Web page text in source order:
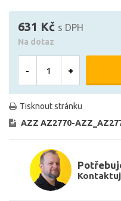
631 Kč s DPH
Na dotaz
- +
Tisknout stránku
AZZ AZ2770-